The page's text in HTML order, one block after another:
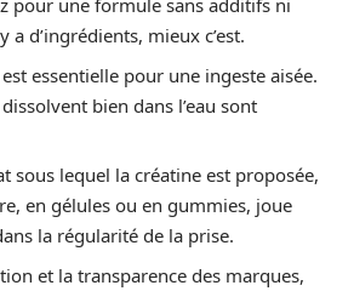
pour une formule sans additifs ni
d’ingrédients, mieux c’est.
est essentielle pour une ingeste aisée.
bien dans l’eau sont
sous lequel la créatine est proposée,
en gélules ou en gummies, joue
la régularité de la prise.
et la transparence des marques,